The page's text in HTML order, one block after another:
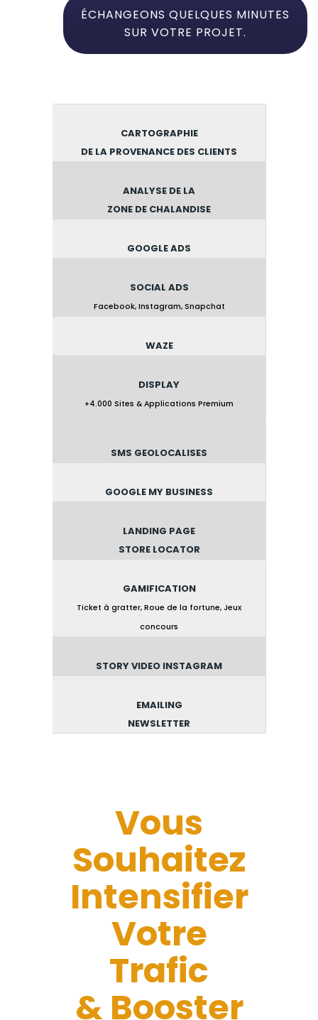
ÉCHANGEONS QUELQUES MINUTES
SUR VOTRE PROJET.
CARTOGRAPHIE
DE LA PROVENANCE DES CLIENTS
ANALYSE DE LA
ZONE DE CHALANDISE
GOOGLE ADS
SOCIAL ADS
Facebook, Instagram, Snapchat
WAZE
DISPLAY
+4.000 Sites & Applications Premium
SMS GEOLOCALISES
GOOGLE MY BUSINESS
LANDING PAGE
STORE LOCATOR
GAMIFICATION
Ticket à gratter, Roue de la fortune, Jeux
concours
STORY VIDEO INSTAGRAM
EMAILING
NEWSLETTER
Vous
Souhaitez
Intensifier
Votre
Trafic
& Booster